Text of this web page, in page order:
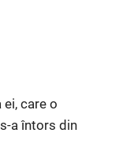
care o
a întors din